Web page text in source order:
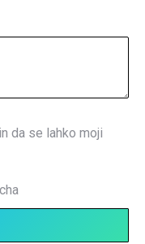
da se lahko moji